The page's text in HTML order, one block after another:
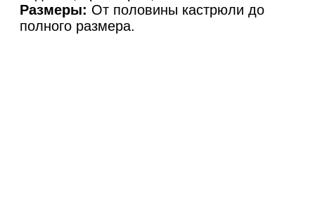
Размеры: От половины кастрюли до
полного размера.